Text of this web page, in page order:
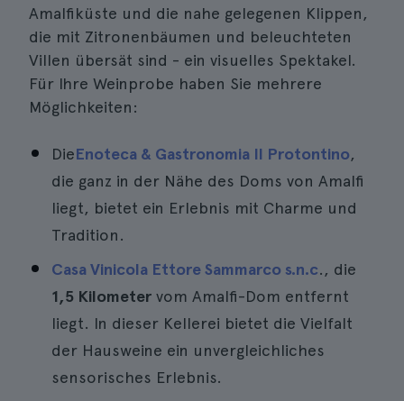
Amalfiküste und die nahe gelegenen Klippen,
die mit Zitronenbäumen und beleuchteten
Villen übersät sind - ein visuelles Spektakel.
Für Ihre Weinprobe haben Sie mehrere
Möglichkeiten:
DieEnoteca & Gastronomia Il Protontino,
die ganz in der Nähe des Doms von Amalfi
liegt, bietet ein Erlebnis mit Charme und
Tradition.
Casa Vinicola Ettore Sammarco s.n.c., die
1,5 Kilometer vom Amalfi-Dom entfernt
liegt. In dieser Kellerei bietet die Vielfalt
der Hausweine ein unvergleichliches
sensorisches Erlebnis.